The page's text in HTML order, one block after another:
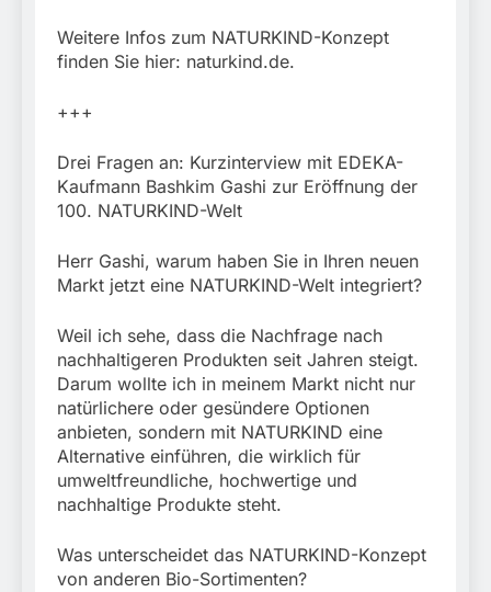
Weitere Infos zum NATURKIND-Konzept
finden Sie hier: naturkind.de.
+++
Drei Fragen an: Kurzinterview mit EDEKA-
Kaufmann Bashkim Gashi zur Eröffnung der
100. NATURKIND-Welt
Herr Gashi, warum haben Sie in Ihren neuen
Markt jetzt eine NATURKIND-Welt integriert?
Weil ich sehe, dass die Nachfrage nach
nachhaltigeren Produkten seit Jahren steigt.
Darum wollte ich in meinem Markt nicht nur
natürlichere oder gesündere Optionen
anbieten, sondern mit NATURKIND eine
Alternative einführen, die wirklich für
umweltfreundliche, hochwertige und
nachhaltige Produkte steht.
Was unterscheidet das NATURKIND-Konzept
von anderen Bio-Sortimenten?